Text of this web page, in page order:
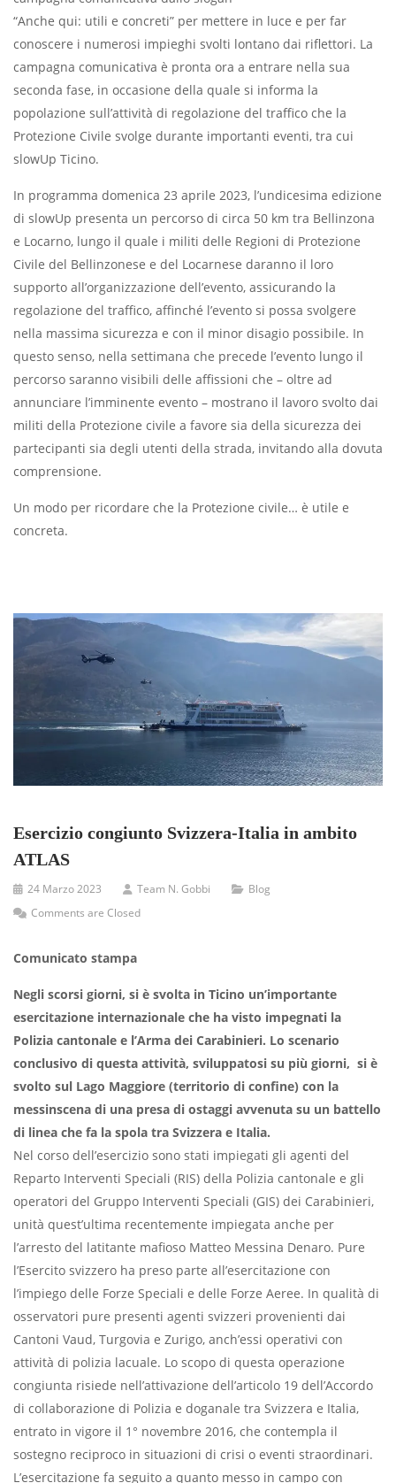
“Anche qui: utili e concreti” per mettere in luce e per far
conoscere i numerosi impieghi svolti lontano dai riflettori. La
campagna comunicativa è pronta ora a entrare nella sua
seconda fase, in occasione della quale si informa la
popolazione sull’attività di regolazione del traffico che la
Protezione Civile svolge durante importanti eventi, tra cui
slowUp Ticino.
In programma domenica 23 aprile 2023, l’undicesima edizione
di slowUp presenta un percorso di circa 50 km tra Bellinzona
e Locarno, lungo il quale i militi delle Regioni di Protezione
Civile del Bellinzonese e del Locarnese daranno il loro
supporto all’organizzazione dell’evento, assicurando la
regolazione del traffico, affinché l’evento si possa svolgere
nella massima sicurezza e con il minor disagio possibile. In
questo senso, nella settimana che precede l’evento lungo il
percorso saranno visibili delle affissioni che – oltre ad
annunciare l’imminente evento – mostrano il lavoro svolto dai
militi della Protezione civile a favore sia della sicurezza dei
partecipanti sia degli utenti della strada, invitando alla dovuta
comprensione.
Un modo per ricordare che la Protezione civile… è utile e
concreta.
Esercizio congiunto Svizzera-Italia in ambito
ATLAS
24 Marzo 2023 Team N. Gobbi
Blog
Comments are Closed
Comunicato stampa
Negli scorsi giorni, si è svolta in Ticino un’importante
esercitazione internazionale che ha visto impegnati la
Polizia cantonale e l’Arma dei Carabinieri. Lo scenario
conclusivo di questa attività, sviluppatosi su più giorni, si è
svolto sul Lago Maggiore (territorio di confine) con la
messinscena di una presa di ostaggi avvenuta su un battello
di linea che fa la spola tra Svizzera e Italia.
Nel corso dell’esercizio sono stati impiegati gli agenti del
Reparto Interventi Speciali (RIS) della Polizia cantonale e gli
operatori del Gruppo Interventi Speciali (GIS) dei Carabinieri,
unità quest’ultima recentemente impiegata anche per
l’arresto del latitante mafioso Matteo Messina Denaro. Pure
l’Esercito svizzero ha preso parte all’esercitazione con
l’impiego delle Forze Speciali e delle Forze Aeree. In qualità di
osservatori pure presenti agenti svizzeri provenienti dai
Cantoni Vaud, Turgovia e Zurigo, anch’essi operativi con
attività di polizia lacuale. Lo scopo di questa operazione
congiunta risiede nell’attivazione dell’articolo 19 dell’Accordo
di collaborazione di Polizia e doganale tra Svizzera e Italia,
entrato in vigore il 1° novembre 2016, che contempla il
sostegno reciproco in situazioni di crisi o eventi straordinari.
L’esercitazione fa seguito a quanto messo in campo con